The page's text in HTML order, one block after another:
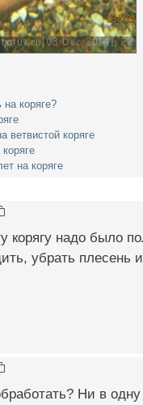
коряге?
ветвистой коряге
на коряге
корягу надо было
убрать плесень
Ни в